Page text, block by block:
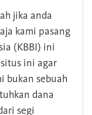
jika anda
kami pasang
(KBBI) ini
ini agar
bukan sebuah
dana
segi